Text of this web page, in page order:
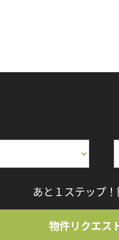
あと１ステップ！
物件リクエス